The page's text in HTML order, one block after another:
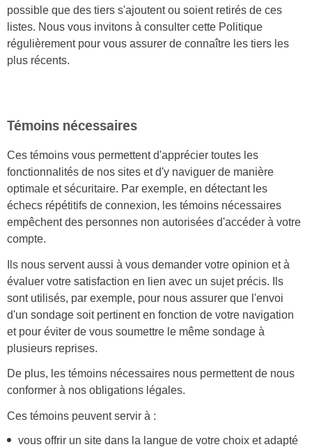
possible que des tiers s'ajoutent ou soient retirés de ces
listes. Nous vous invitons à consulter cette Politique
régulièrement pour vous assurer de connaître les tiers les
plus récents.
Témoins nécessaires
Ces témoins vous permettent d'apprécier toutes les
fonctionnalités de nos sites et d'y naviguer de manière
optimale et sécuritaire. Par exemple, en détectant les
échecs répétitifs de connexion, les témoins nécessaires
empêchent des personnes non autorisées d'accéder à votre
compte.
Ils nous servent aussi à vous demander votre opinion et à
évaluer votre satisfaction en lien avec un sujet précis. Ils
sont utilisés, par exemple, pour nous assurer que l'envoi
d'un sondage soit pertinent en fonction de votre navigation
et pour éviter de vous soumettre le même sondage à
plusieurs reprises.
De plus, les témoins nécessaires nous permettent de nous
conformer à nos obligations légales.
Ces témoins peuvent servir à :
vous offrir un site dans la langue de votre choix et adapté